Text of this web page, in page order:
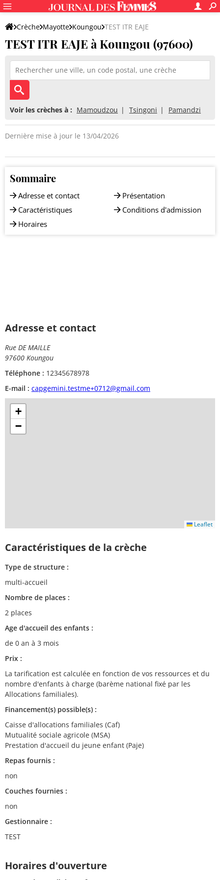
Crèche Mayotte Koungou TEST ITR EAJE
TEST ITR EAJE à Koungou (97600)
Voir les crèches à : Mamoudzou Tsingoni Pamandzi
Dernière mise à jour le 13/04/2026
Sommaire
Adresse et contact
Caractéristiques
Horaires
Présentation
Conditions d'admission
Adresse et contact
Rue DE MAILLE
97600 Koungou
Téléphone : 12345678978
E-mail : capgemini.testme+0712@gmail.com
+
−
Leaflet
Caractéristiques de la crèche
Type de structure :
multi-accueil
Nombre de places :
2 places
Age d'accueil des enfants :
de 0 an à 3 mois
Prix :
La tarification est calculée en fonction de vos ressources et du
nombre d'enfants à charge (barème national fixé par les
Allocations familiales).
Financement(s) possible(s) :
Caisse d'allocations familiales (Caf)
Mutualité sociale agricole (MSA)
Prestation d'accueil du jeune enfant (Paje)
Repas fournis :
non
Couches fournies :
non
Gestionnaire :
TEST
Horaires d'ouverture